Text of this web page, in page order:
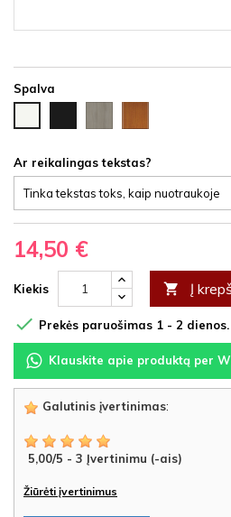
Spalva
HDF
HDF
latte
HDF
Ar reikalingas tekstas?
14,50 €
Kiekis  Į
 Prekės paruošimas 1 - 2 dienos.
Klauskite apie produktą per
Galutinis įvertinimas:
5,00/5 - 3 Įvertinimu (-ais)
Žiūrėti įvertinimus